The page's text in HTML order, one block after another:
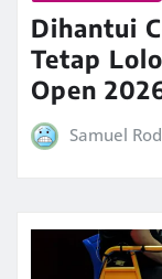
Dihantui
Tetap
Open
Samuel